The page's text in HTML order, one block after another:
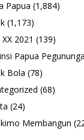
Papua (1,884)
(1,173)
2021 (139)
Papua
Bola (78)
(68)
(24)
Membangun